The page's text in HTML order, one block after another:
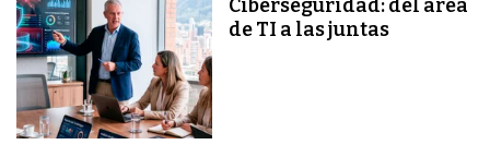
Ciberseguridad: del área
de TI a las juntas